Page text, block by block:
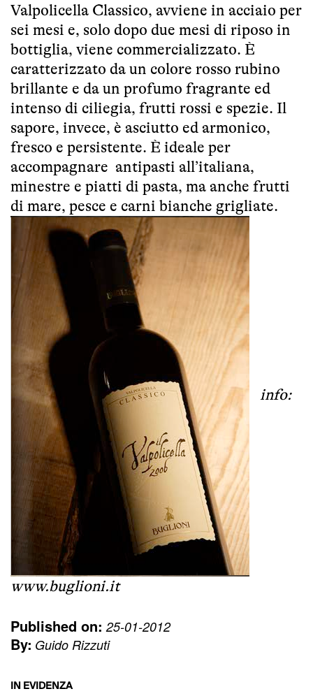
Valpolicella Classico, avviene in acciaio per
sei mesi e, solo dopo due mesi di riposo in
bottiglia, viene commercializzato. È
caratterizzato da un colore rosso rubino
brillante e da un profumo fragrante ed
intenso di ciliegia, frutti rossi e spezie. Il
sapore, invece, è asciutto ed armonico,
fresco e persistente. È ideale per
accompagnare antipasti all’italiana,
minestre e piatti di pasta, ma anche frutti
di mare, pesce e carni bianche grigliate.
info:
www.buglioni.it
Published on: 25-01-2012
By: Guido Rizzuti
IN EVIDENZA